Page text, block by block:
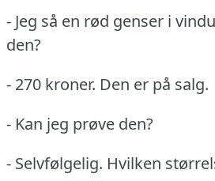
- Jeg så en rød genser i
den?
- 270 kroner. Den er på salg.
- Kan jeg prøve den?
- Selvfølgelig. Hvilken